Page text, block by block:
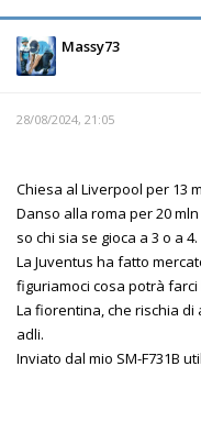
Massy73
28/08/2024, 21:05
Chiesa al Liverpool per 13
Danso alla roma per 20
so chi sia se gioca a 3 o a 4.
La Juventus ha fatto
figuriamoci cosa potrà
La fiorentina, che rischia
adli.
Inviato dal mio SM-F731B